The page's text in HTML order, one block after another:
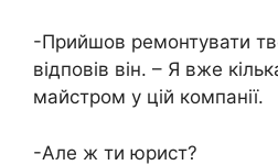
-Прийшов ремонтувати
відповів він. – Я вже
майстром у цій компанії.
-Але ж ти юрист?